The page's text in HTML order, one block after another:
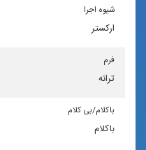
شیوه اجرا
اركستر
فرم
ترانه
باكلام/بی كلام
باکلام